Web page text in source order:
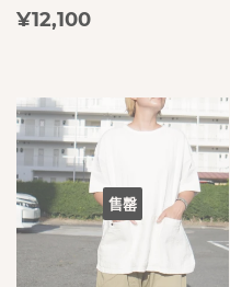
定
¥12,100
售罄